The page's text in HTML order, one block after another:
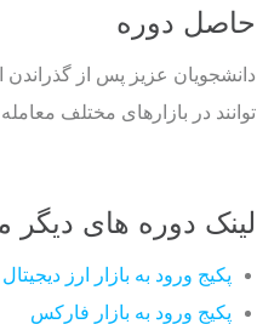
حاصل دوره
دانشجویان عزیز پس از
توانند در بازارهای مختلف معامله
لینک دوره های دیگر
پکیج ورود به بازار ارز دیجیتال
پکیج ورود به بازار فارکس